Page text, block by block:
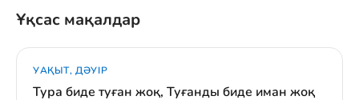
Ұқсас мақалдар
УАҚЫТ, ДӘУІР
Тура биде туған жоқ, Туғанды биде иман жоқ